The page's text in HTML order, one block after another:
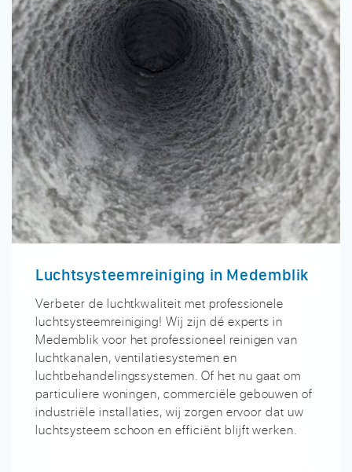
Luchtsysteemreiniging in Medemblik
Verbeter de luchtkwaliteit met professionele
luchtsysteemreiniging! Wij zijn dé experts in
Medemblik voor het professioneel reinigen van
luchtkanalen, ventilatiesystemen en
luchtbehandelingssystemen. Of het nu gaat om
particuliere woningen, commerciële gebouwen of
industriële installaties, wij zorgen ervoor dat uw
luchtsysteem schoon en efficiënt blijft werken.